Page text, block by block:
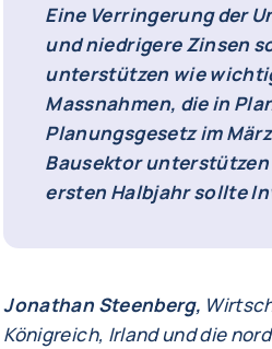
Eine Verringerung der
und niedrigere Zinsen
unterstützen wie
Massnahmen, die in
Planungsgesetz im
Bausektor
ersten Halbjahr sollte
Jonathan Steenberg,
Königreich, Irland und die